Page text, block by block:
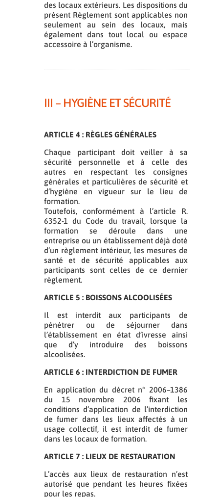
des locaux extérieurs. Les dispositions du
présent Règlement sont applicables non
seulement au sein des locaux, mais
également dans tout local ou espace
accessoire à l’organisme.
III – HYGIÈNE ET SÉCURITÉ
ARTICLE 4 : RÈGLES GÉNÉRALES
Chaque participant doit veiller à sa
sécurité personnelle et à celle des
autres en respectant les consignes
générales et particulières de sécurité et
d’hygiène en vigueur sur le lieu de
formation.
Toutefois, conformément à l’article R.
6352-1 du Code du travail, lorsque la
formation se déroule dans une
entreprise ou un établissement déjà doté
d’un règlement intérieur, les mesures de
santé et de sécurité applicables aux
participants sont celles de ce dernier
règlement.
ARTICLE 5 : BOISSONS ALCOOLISÉES
Il est interdit aux participants de
pénétrer ou de séjourner dans
l’établissement en état d’ivresse ainsi
que d’y introduire des boissons
alcoolisées.
ARTICLE 6 : INTERDICTION DE FUMER
En application du décret n° 2006–1386
du 15 novembre 2006 fixant les
conditions d’application de l’interdiction
de fumer dans les lieux affectés à un
usage collectif, il est interdit de fumer
dans les locaux de formation.
ARTICLE 7 : LIEUX DE RESTAURATION
L’accès aux lieux de restauration n’est
autorisé que pendant les heures fixées
pour les repas.